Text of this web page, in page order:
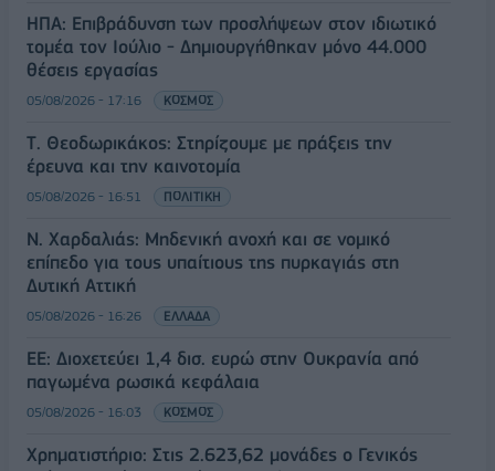
ΗΠΑ: Επιβράδυνση των προσλήψεων στον ιδιωτικό
τομέα τον Ιούλιο - Δημιουργήθηκαν μόνο 44.000
θέσεις εργασίας
05/08/2026 - 17:16 ΚΟΣΜΟΣ
Τ. Θεοδωρικάκος: Στηρίζουμε με πράξεις την
έρευνα και την καινοτομία
05/08/2026 - 16:51 ΠΟΛΙΤΙΚΗ
Ν. Χαρδαλιάς: Μηδενική ανοχή και σε νομικό
επίπεδο για τους υπαίτιους της πυρκαγιάς στη
Δυτική Αττική
05/08/2026 - 16:26 ΕΛΛΑΔΑ
ΕΕ: Διοχετεύει 1,4 δισ. ευρώ στην Ουκρανία από
παγωμένα ρωσικά κεφάλαια
05/08/2026 - 16:03 ΚΟΣΜΟΣ
Χρηματιστήριο: Στις 2.623,62 μονάδες ο Γενικός